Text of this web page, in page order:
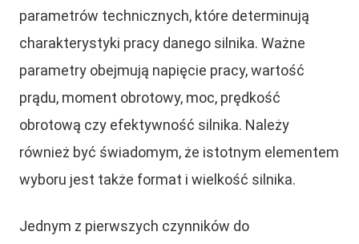
parametrów technicznych, które determinują
charakterystyki pracy danego silnika. Ważne
parametry obejmują napięcie pracy, wartość
prądu, moment obrotowy, moc, prędkość
obrotową czy efektywność silnika. Należy
również być świadomym, że istotnym elementem
wyboru jest także format i wielkość silnika.
Jednym z pierwszych czynników do